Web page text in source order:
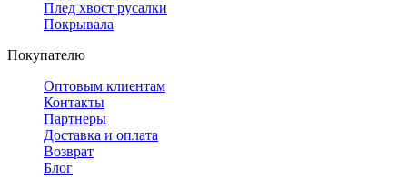
Плед хвост русалки
Покрывала
Покупателю
Оптовым клиентам
Контакты
Партнеры
Доставка и оплата
Возврат
Блог